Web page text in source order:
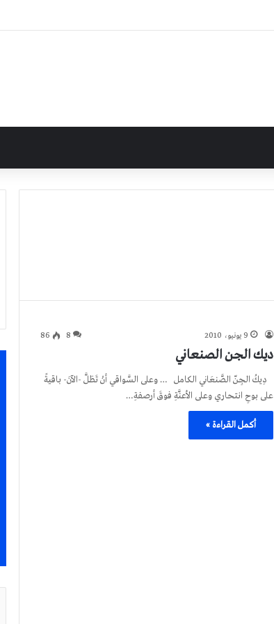
9 يونيو، 2010 8
86
ديك الجن الصنعاني
دِيكُ الجِنّ الصَّنعَاني الكامل … وعلى السَّواقي أنْ تَظلَّ -الآنَ- باقيةً
على بوحِ انتحاري وعلى الأعنَّةِ فوقَ أرصفةِ…
أكمل القراءة »